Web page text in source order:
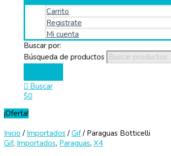
Carrito
Registrate
Mi cuenta
Buscar por:
Búsqueda de productos
Buscar
$0
¡Oferta!
Inicio / Importados/Gif/ Paraguas Botticelli
Gif, Importados, Paraguas, X4